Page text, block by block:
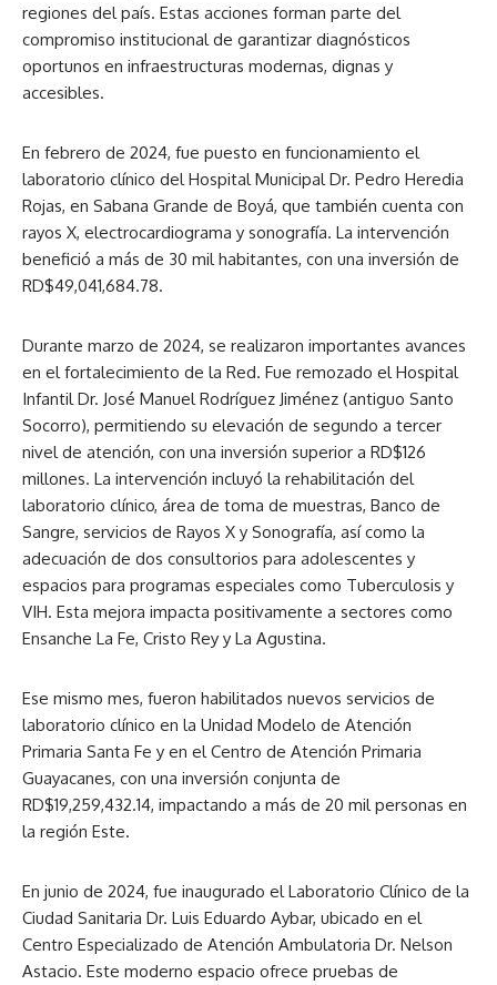
regiones del país. Estas acciones forman parte del
compromiso institucional de garantizar diagnósticos
oportunos en infraestructuras modernas, dignas y
accesibles.
En febrero de 2024, fue puesto en funcionamiento el
laboratorio clínico del Hospital Municipal Dr. Pedro Heredia
Rojas, en Sabana Grande de Boyá, que también cuenta con
rayos X, electrocardiograma y sonografía. La intervención
benefició a más de 30 mil habitantes, con una inversión de
RD$49,041,684.78.
Durante marzo de 2024, se realizaron importantes avances
en el fortalecimiento de la Red. Fue remozado el Hospital
Infantil Dr. José Manuel Rodríguez Jiménez (antiguo Santo
Socorro), permitiendo su elevación de segundo a tercer
nivel de atención, con una inversión superior a RD$126
millones. La intervención incluyó la rehabilitación del
laboratorio clínico, área de toma de muestras, Banco de
Sangre, servicios de Rayos X y Sonografía, así como la
adecuación de dos consultorios para adolescentes y
espacios para programas especiales como Tuberculosis y
VIH. Esta mejora impacta positivamente a sectores como
Ensanche La Fe, Cristo Rey y La Agustina.
Ese mismo mes, fueron habilitados nuevos servicios de
laboratorio clínico en la Unidad Modelo de Atención
Primaria Santa Fe y en el Centro de Atención Primaria
Guayacanes, con una inversión conjunta de
RD$19,259,432.14, impactando a más de 20 mil personas en
la región Este.
En junio de 2024, fue inaugurado el Laboratorio Clínico de la
Ciudad Sanitaria Dr. Luis Eduardo Aybar, ubicado en el
Centro Especializado de Atención Ambulatoria Dr. Nelson
Astacio. Este moderno espacio ofrece pruebas de